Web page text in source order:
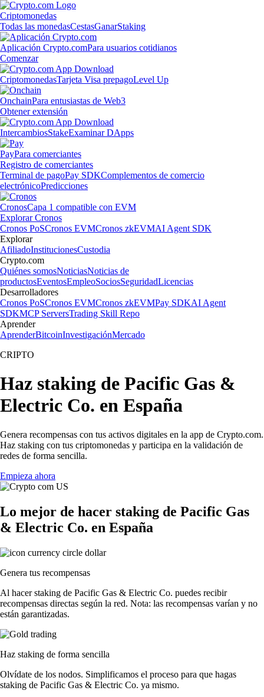
Criptomonedas
Todas las monedasCestasGanarStaking
Aplicación Crypto.comPara usuarios cotidianos
Comenzar
CriptomonedasTarjeta Visa prepagoLevel Up
OnchainPara entusiastas de Web3
Obtener extensión
IntercambiosStakeExaminar DApps
PayPara comerciantes
Registro de comerciantes
Terminal de pagoPay SDKComplementos de comercio
electrónicoPredicciones
CronosCapa 1 compatible con EVM
Explorar Cronos
Cronos PoSCronos EVMCronos zkEVMAI Agent SDK
Explorar
AfiliadoInstitucionesCustodia
Crypto.com
Quiénes somosNoticiasNoticias de
productosEventosEmpleoSociosSeguridadLicencias
Desarrolladores
Cronos PoSCronos EVMCronos zkEVMPay SDKAI Agent
SDKMCP ServersTrading Skill Repo
Aprender
AprenderBitcoinInvestigaciónMercado
CRIPTO
Haz staking de Pacific Gas &
Electric Co. en España
Genera recompensas con tus activos digitales en la app de Crypto.com.
Haz staking con tus criptomonedas y participa en la validación de
redes de forma sencilla.
Empieza ahora
Lo mejor de hacer staking de Pacific Gas
& Electric Co. en España
Genera tus recompensas
Al hacer staking de Pacific Gas & Electric Co. puedes recibir
recompensas directas según la red. Nota: las recompensas varían y no
están garantizadas.
Haz staking de forma sencilla
Olvídate de los nodos. Simplificamos el proceso para que hagas
staking de Pacific Gas & Electric Co. ya mismo.